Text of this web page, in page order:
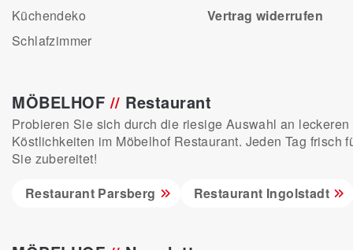
Küchendeko
Schlafzimmer
Vertrag widerrufen
MÖBELHOF // Restaurant
Probieren Sie sich durch die riesige Auswahl an leckeren
Köstlichkeiten im Möbelhof Restaurant. Jeden Tag frisch
Sie zubereitet!
Restaurant Parsberg
Restaurant Ingolstadt